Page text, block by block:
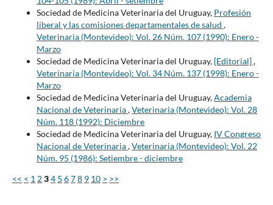
Sociedad de Medicina Veterinaria del Uruguay, Profesión
liberal y las comisiones departamentales de salud ,
Veterinaria (Montevideo): Vol. 26 Núm. 107 (1990): Enero -
Marzo
Sociedad de Medicina Veterinaria del Uruguay, [Editorial],
Veterinaria (Montevideo): Vol. 34 Núm. 137 (1998): Enero -
Marzo
Sociedad de Medicina Veterinaria del Uruguay,Academia
Nacional de Veterinaria,Veterinaria (Montevideo): Vol. 28
Núm. 118 (1992): Diciembre
Sociedad de Medicina Veterinaria del Uruguay, IV Congreso
Nacional de Veterinaria,Veterinaria (Montevideo): Vol. 22
Núm. 95 (1986): Setiembre - diciembre
<< < 1 234 5 678 9 10 > >>